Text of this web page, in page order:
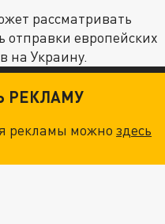
рассматривать
отправки европейских
на Украину.
РЕКЛАМУ
рекламы можноздесь